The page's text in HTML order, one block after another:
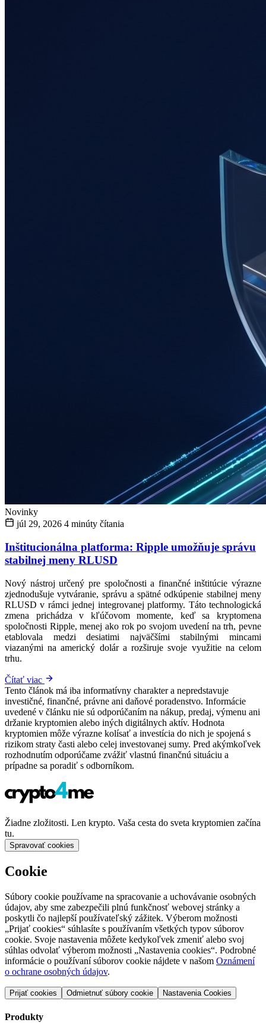
Novinky
júl 29, 2026 4 minúty čítania
Inštitucionálna platforma: Ripple umožňuje správu
stabilnej meny RLUSD
Nový nástroj určený pre spoločnosti a finančné inštitúcie výrazne
zjednodušuje vytváranie, správu a spätné odkúpenie stabilnej meny
RLUSD v rámci jednej integrovanej platformy. Táto technologická
zmena prichádza v kľúčovom momente, keď sa kryptomena
spoločnosti Ripple, menej ako rok po svojom uvedení na trh, pevne
etablovala medzi desiatimi najväčšími stabilnými mincami
viazanými na americký dolár a rozširuje svoje využitie na celom
trhu.
Čítať viac
Tento článok má iba informatívny charakter a nepredstavuje
investičné, finančné, právne ani daňové poradenstvo. Informácie
uvedené v článku nie sú odporúčaním na nákup, predaj, výmenu ani
držanie kryptomien alebo iných digitálnych aktív. Hodnota
kryptomien môže výrazne kolísať a investícia do nich je spojená s
rizikom straty časti alebo celej investovanej sumy. Pred akýmkoľvek
rozhodnutím odporúčame zvážiť vlastnú finančnú situáciu a
prípadne sa poradiť s odborníkom.
Žiadne zložitosti. Len krypto. Vaša cesta do sveta kryptomien začína
tu.
Spravovať cookies
Cookie
Súbory cookie používame na spracovanie a uchovávanie osobných
údajov, aby sme zabezpečili plnú funkčnosť webovej stránky a
poskytli čo najlepší používateľský zážitek. Výberom možnosti
„Prijať cookies“ súhlasíte s používaním všetkých typov súborov
cookie. Svoje nastavenia môžete kedykoľvek zmeniť alebo svoj
súhlas odvolať výberom možnosti „Nastavenia cookies“. Podrobné
informácie o používaní súborov cookie nájdete v našom Oznámení
o ochrane osobných údajov.
Prijať cookies Odmietnuť súbory cookie Nastavenia Cookies
Produkty